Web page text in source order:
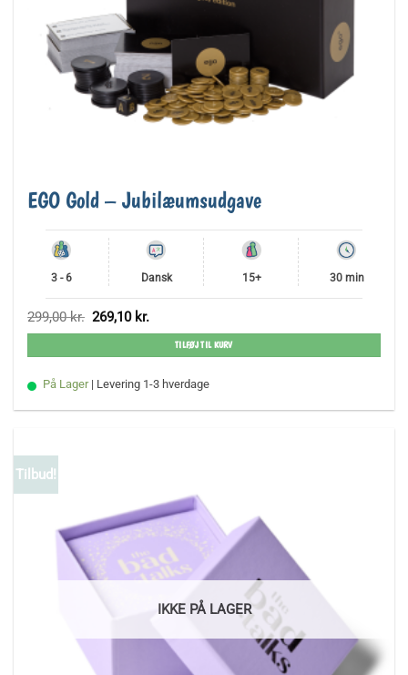
EGO Gold – Jubilæumsudgave
3 - 6 Dansk 15+ 30 min
299,00kr. Den
oprindelige
pris
299,00 kr..
269,10 kr.
aktuelle
pris
269,10 kr..
TILFØJ TIL KURV
På Lager | Levering 1-3 hverdage
Tilbud!
IKKE PÅ LAGER